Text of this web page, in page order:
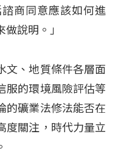
商同意應該如何進
說明。」
文、地質條件各層面
服的環境風險評估等
的礦業法修法能否在
度關注，時代力量立